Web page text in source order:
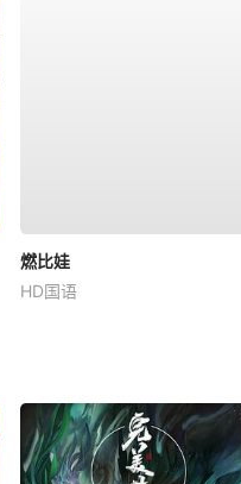
燃比娃
HD国语